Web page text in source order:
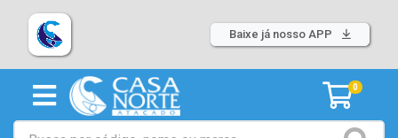
Baixe já nosso APP
0